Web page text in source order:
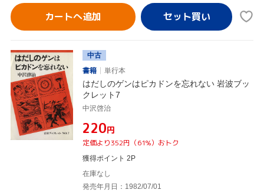
カートへ追加
中古
書籍
単行本
はだしのゲンはピカドンを忘れない 岩波ブッ
クレット7
中沢啓治
¥220円
定価より352円（61%）おトク
獲得ポイント 2P
在庫なし
発売年月日：1982/07/01